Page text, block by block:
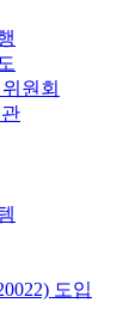
원회
도입